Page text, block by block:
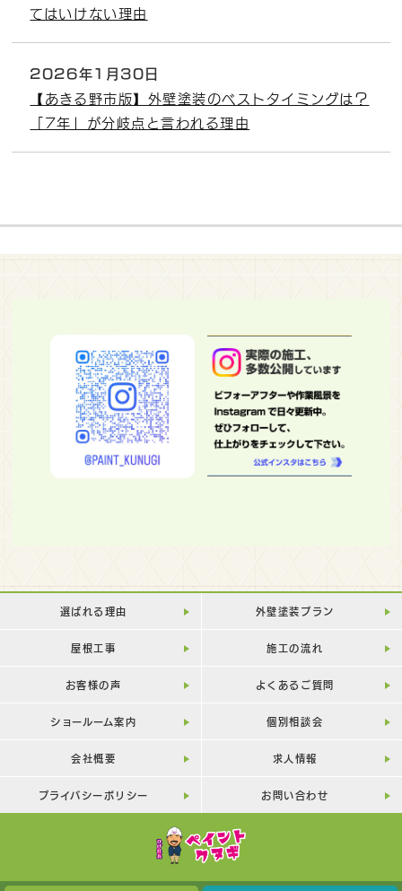
てはいけない理由
2026年1月30日
【あきる野市版】外壁塗装のベストタイミングは？
「7年」が分岐点と言われる理由
選ばれる理由 外壁塗装プラン
屋根工事 施工の流れ
お客様の声 よくあるご質問
ショールーム案内 個別相談会
会社概要 求人情報
プライバシーポリシー お問い合わせ